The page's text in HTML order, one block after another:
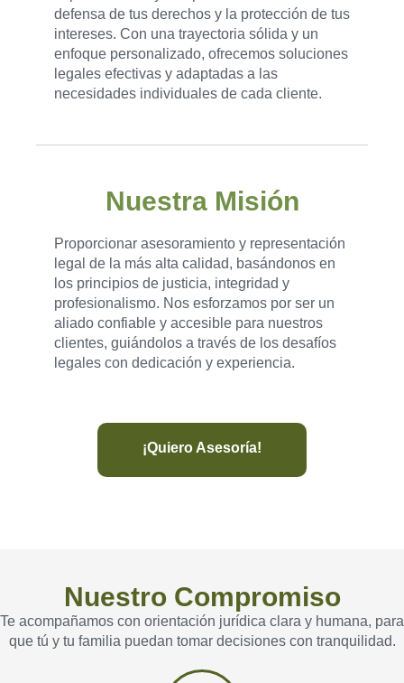
defensa de tus derechos y la protección de tus
intereses. Con una trayectoria sólida y un
enfoque personalizado, ofrecemos soluciones
legales efectivas y adaptadas a las
necesidades individuales de cada cliente.
Nuestra Misión
Proporcionar asesoramiento y representación
legal de la más alta calidad, basándonos en
los principios de justicia, integridad y
profesionalismo. Nos esforzamos por ser un
aliado confiable y accesible para nuestros
clientes, guiándolos a través de los desafíos
legales con dedicación y experiencia.
¡Quiero Asesoría!
Nuestro Compromiso
Te acompañamos con orientación jurídica clara y humana, para
que tú y tu familia puedan tomar decisiones con tranquilidad.